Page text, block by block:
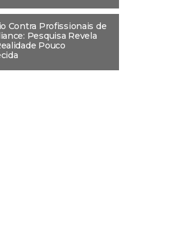
Contra Profissionais de
Pesquisa Revela
Pouco